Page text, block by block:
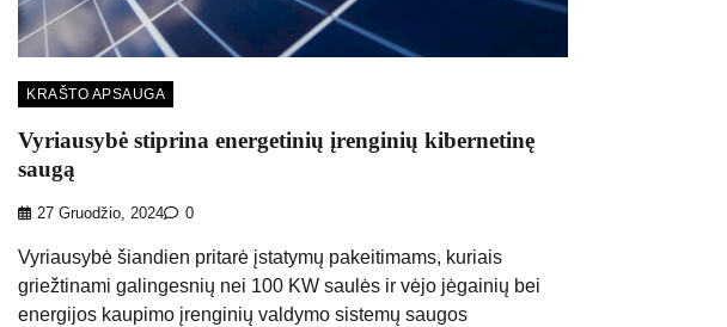
KRAŠTO APSAUGA
Vyriausybė stiprina energetinių įrenginių kibernetinę
saugą
27 Gruodžio, 2024 0
Vyriausybė šiandien pritarė įstatymų pakeitimams, kuriais
griežtinami galingesnių nei 100 KW saulės ir vėjo jėgainių bei
energijos kaupimo įrenginių valdymo sistemų saugos